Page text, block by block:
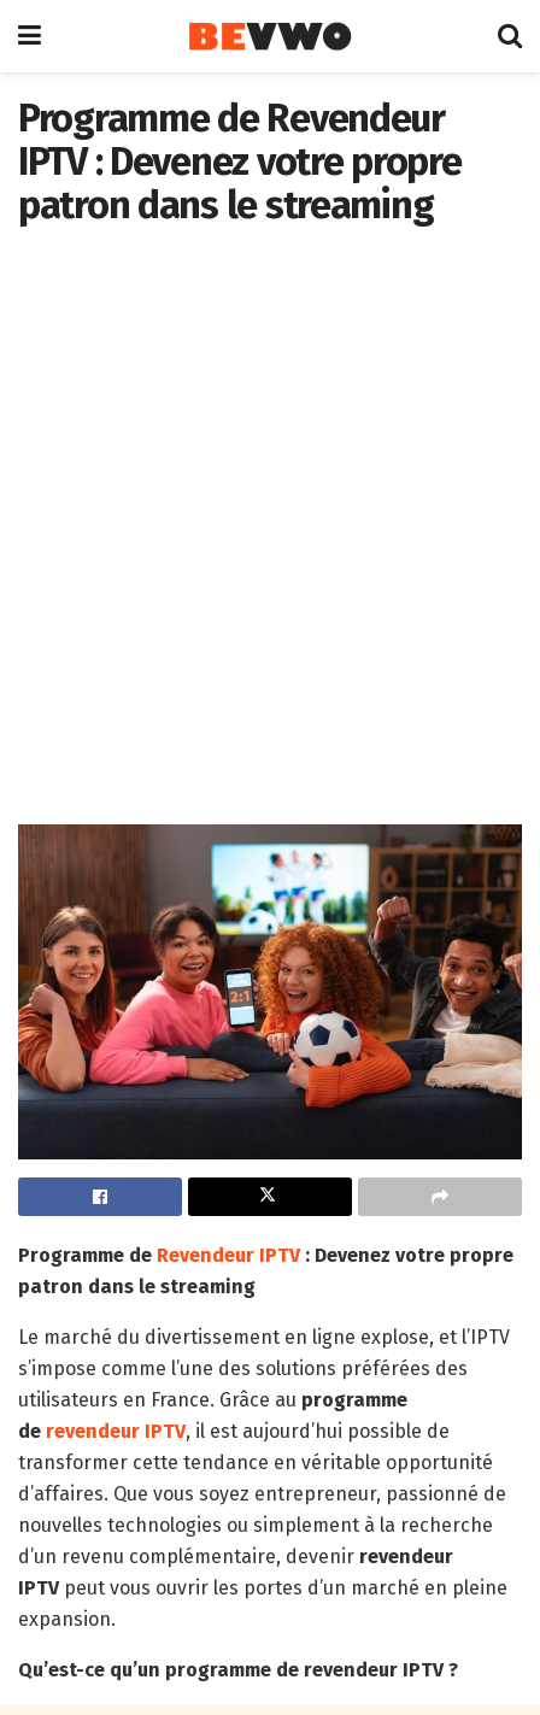
Programme de Revendeur
IPTV : Devenez votre propre
patron dans le streaming
Programme de Revendeur IPTV: Devenez votre propre
patron dans le streaming
Le marché du divertissement en ligne explose, et l’IPTV
s’impose comme l’une des solutions préférées des
utilisateurs en France. Grâce au programme
de revendeur IPTV, il est aujourd’hui possible de
transformer cette tendance en véritable opportunité
d’affaires. Que vous soyez entrepreneur, passionné de
nouvelles technologies ou simplement à la recherche
d’un revenu complémentaire, devenir revendeur
IPTVpeut vous ouvrir les portes d’un marché en pleine
expansion.
Qu’est-ce qu’un programme de revendeur IPTV ?